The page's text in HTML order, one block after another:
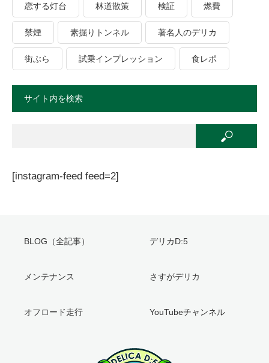
恋する灯台 林道散策 検証 燃費
禁煙 素掘りトンネル 著名人のデリカ
街ぶら 試乗インプレッション 食レポ
サイト内を検索
[instagram-feed feed=2]
BLOG（全記事） デリカD:5
メンテナンス さすがデリカ
オフロード走行 YouTubeチャンネル